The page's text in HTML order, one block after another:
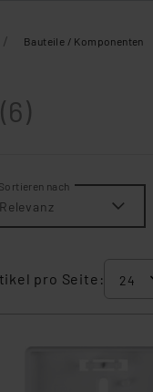
/ Bauteile / Komponenten
(6)
Sortieren nach
Relevanz
pro Seite: